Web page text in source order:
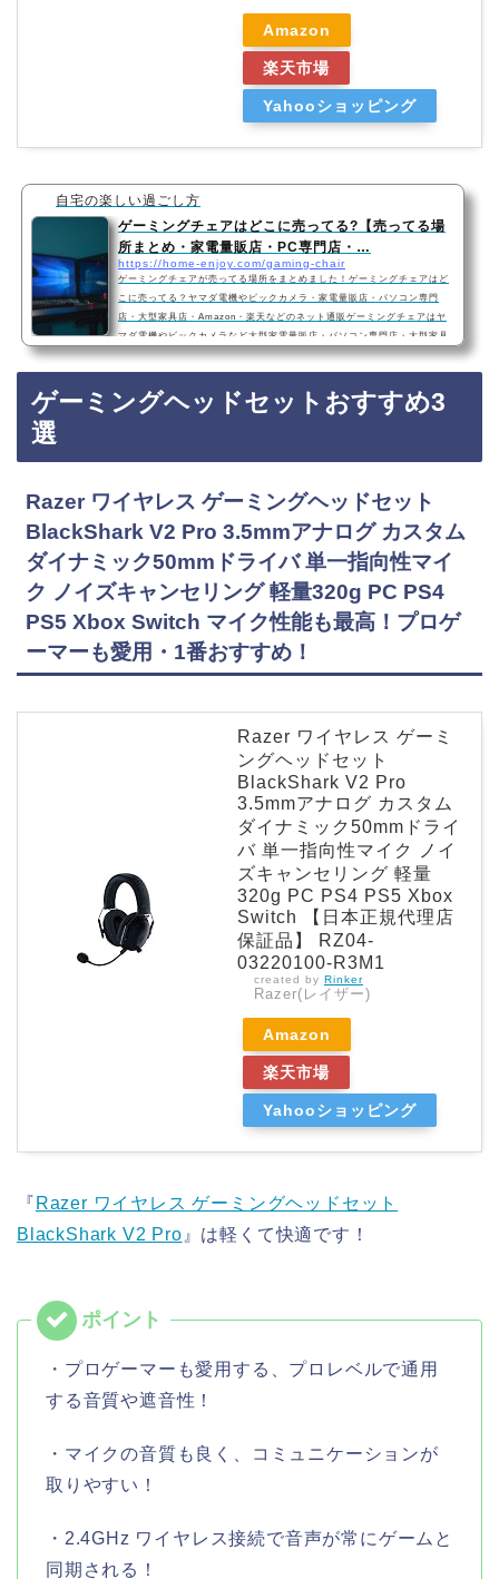
Amazon
楽天市場
Yahooショッピング
自宅の楽しい過ごし方
ゲーミングチェアはどこに売ってる?【売ってる場
所まとめ・家電量販店・PC専門店・…
https://home-enjoy.com/gaming-chair
ゲーミングチェアが売ってる場所をまとめました！ゲーミングチェアはど
こに売ってる？ヤマダ電機やビックカメラ・家電量販店・パソコン専門
店・大型家具店・Amazon・楽天などのネット通販ゲーミングチェアはヤ
マダ電機やビックカメラなど大型家電量販店・パソコン専門店・大型家具
店に売っています！Amazonや楽天などインターネット通販サイトでも買
うことができますよ！Amazonで買えるゲーミングチェアおすすめまとめ3
選・勉強・在宅勤務にも便利・安い・高級【2020年】GTRACING ゲーミ
ングチェア オフィスチェア デスクチェア ゲーム…
ゲーミングヘッドセットおすすめ3
選
Razer ワイヤレス ゲーミングヘッドセット
BlackShark V2 Pro 3.5mmアナログ カスタム
ダイナミック50mmドライバ 単一指向性マイ
ク ノイズキャンセリング 軽量320g PC PS4
PS5 Xbox Switch マイク性能も最高！プロゲ
ーマーも愛用・1番おすすめ！
Razer ワイヤレス ゲーミ
ングヘッドセット
BlackShark V2 Pro
3.5mmアナログ カスタム
ダイナミック50mmドライ
バ 単一指向性マイク ノイ
ズキャンセリング 軽量
320g PC PS4 PS5 Xbox
Switch 【日本正規代理店
保証品】 RZ04-
03220100-R3M1
created by Rinker
Razer(レイザー)
Amazon
楽天市場
Yahooショッピング
『 Razer ワイヤレス ゲーミングヘッドセット
BlackShark V2 Pro 』は軽くて快適です！
・プロゲーマーも愛用する、プロレベルで通用
する音質や遮音性！
・マイクの音質も良く、コミュニケーションが
取りやすい！
・2.4GHz ワイヤレス接続で音声が常にゲームと
同期される！